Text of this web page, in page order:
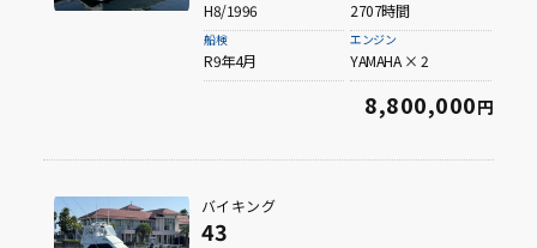
H8/1996 2707時間
船検
R9年4月
エンジン
YAMAHA × 2
8,800,000円
バイキング
43